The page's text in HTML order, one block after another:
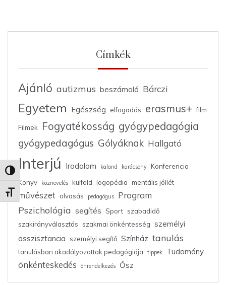
Nagy kontraszt váltása
Betűméret váltása
Címkék
Ajánló autizmus beszámoló Bárczi
Egyetem Egészség elfogadás erasmus+ film
Filmek Fogyatékosság gyógypedagógia
gyógypedagógus Gólyáknak Hallgató
Interjú Irodalom kaland karácsony
Konferencia
Könyv
köznevelés külföld logopédia mentális jóllét
művészet olvasás pedagógus Program
Pszichológia segítés Sport szabadidő
szakirányválasztás
szakmai önkéntesség személyi
asszisztancia
személyi segítő Színház tanulás
tanulásban akadályozottak pedagógiája tippek Tudomány
önkénteskedés önrendelkezés Ősz